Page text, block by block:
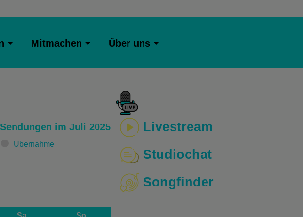
Mitmachen Über uns
Sendungen im Juli 2025
Übernahme
Livestream
Studiochat
Songfinder